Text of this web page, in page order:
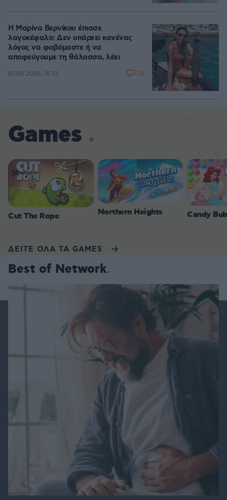
Η Μαρίνα Βερνίκου έπιασε
λαγοκέφαλο: Δεν υπάρχει κανένας
λόγος να φοβόμαστε ή να
αποφεύγουμε τη θάλασσα, λέει
07.08.2026, 18:13 25
Games
Cut The Rope Northern Heights Candy
ΔΕΙΤΕ ΟΛΑ ΤΑ GAMES
Best of Network